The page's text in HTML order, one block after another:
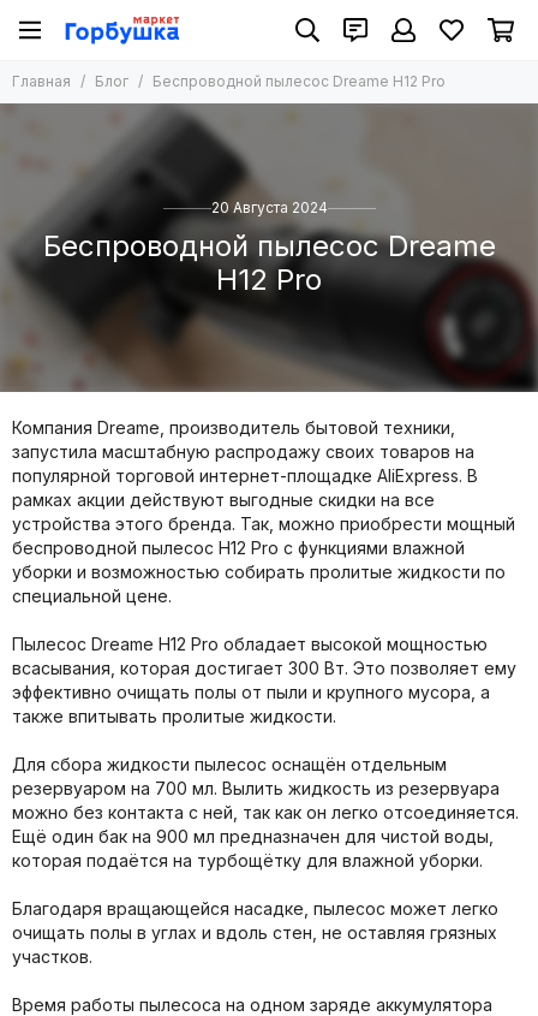
Главная Блог Беспроводной пылесос Dreame H12 Pro
20 Августа 2024
Беспроводной пылесос Dreame
H12 Pro
Компания Dreame, производитель бытовой техники,
запустила масштабную распродажу своих товаров на
популярной торговой интернет-площадке AliExpress. В
рамках акции действуют выгодные скидки на все
устройства этого бренда. Так, можно приобрести мощный
беспроводной пылесос H12 Pro с функциями влажной
уборки и возможностью собирать пролитые жидкости по
специальной цене.
Пылесос Dreame H12 Pro обладает высокой мощностью
всасывания, которая достигает 300 Вт. Это позволяет ему
эффективно очищать полы от пыли и крупного мусора, а
также впитывать пролитые жидкости.
Для сбора жидкости пылесос оснащён отдельным
резервуаром на 700 мл. Вылить жидкость из резервуара
можно без контакта с ней, так как он легко отсоединяется.
Ещё один бак на 900 мл предназначен для чистой воды,
которая подаётся на турбощётку для влажной уборки.
Благодаря вращающейся насадке, пылесос может легко
очищать полы в углах и вдоль стен, не оставляя грязных
участков.
Время работы пылесоса на одном заряде аккумулятора